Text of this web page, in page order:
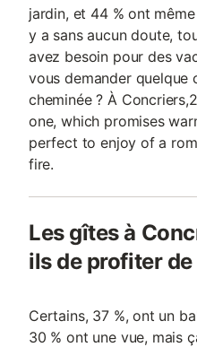
jardin, et 44 % ont
y a sans aucun doute,
avez besoin pour des
vous demander quelque
cheminée ? À
one, which promises
perfect to enjoy of a
fire.
Les gîtes à
ils de profiter
Certains, 37 %, ont un
30 % ont une vue, mais